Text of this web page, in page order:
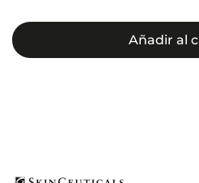
Toner
cantidad
Añadir al